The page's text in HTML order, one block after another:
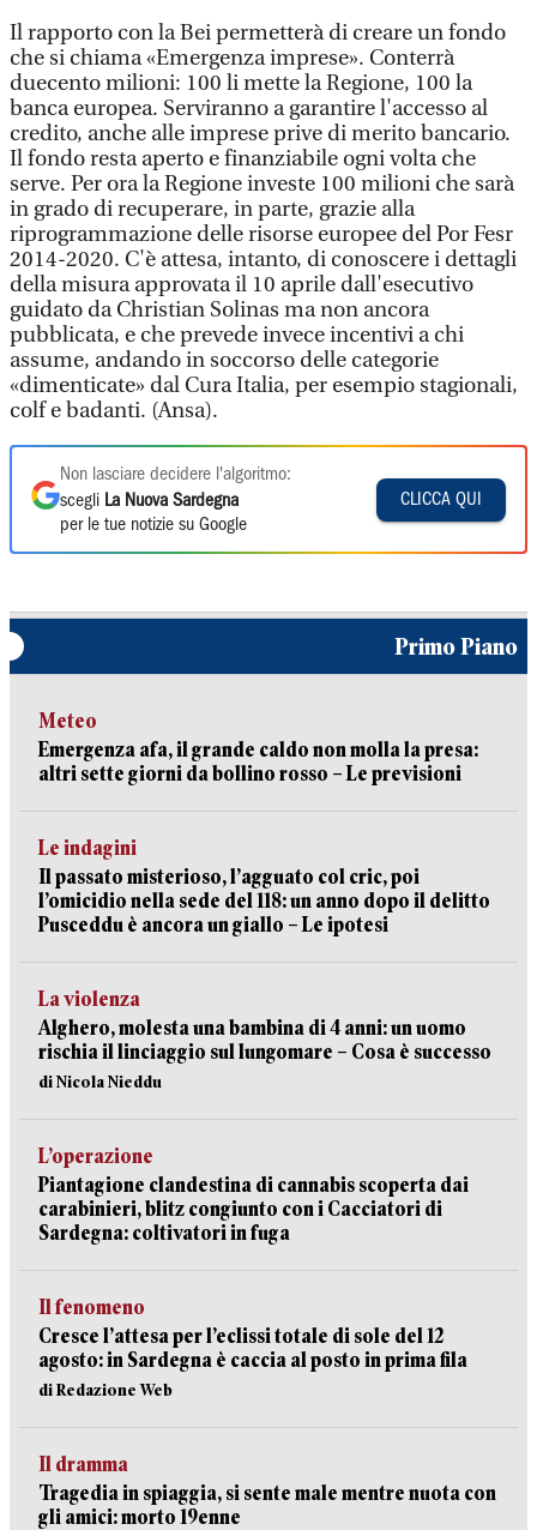
Il rapporto con la Bei permetterà di creare un fondo
che si chiama «Emergenza imprese». Conterrà
duecento milioni: 100 li mette la Regione, 100 la
banca europea. Serviranno a garantire l'accesso al
credito, anche alle imprese prive di merito bancario.
Il fondo resta aperto e finanziabile ogni volta che
serve. Per ora la Regione investe 100 milioni che sarà
in grado di recuperare, in parte, grazie alla
riprogrammazione delle risorse europee del Por Fesr
2014-2020. C'è attesa, intanto, di conoscere i dettagli
della misura approvata il 10 aprile dall'esecutivo
guidato da Christian Solinas ma non ancora
pubblicata, e che prevede invece incentivi a chi
assume, andando in soccorso delle categorie
«dimenticate» dal Cura Italia, per esempio stagionali,
colf e badanti. (Ansa).
Non lasciare decidere l'algoritmo:
scegli La Nuova Sardegna
per le tue notizie su Google
CLICCA QUI
Primo Piano
Meteo
Emergenza afa, il grande caldo non molla la presa:
altri sette giorni da bollino rosso – Le previsioni
Le indagini
Il passato misterioso, l’agguato col cric, poi
l’omicidio nella sede del 118: un anno dopo il delitto
Pusceddu è ancora un giallo – Le ipotesi
La violenza
Alghero, molesta una bambina di 4 anni: un uomo
rischia il linciaggio sul lungomare – Cosa è successo
di Nicola Nieddu
L’operazione
Piantagione clandestina di cannabis scoperta dai
carabinieri, blitz congiunto con i Cacciatori di
Sardegna: coltivatori in fuga
Il fenomeno
Cresce l’attesa per l’eclissi totale di sole del 12
agosto: in Sardegna è caccia al posto in prima fila
di Redazione Web
Il dramma
Tragedia in spiaggia, si sente male mentre nuota con
gli amici: morto 19enne